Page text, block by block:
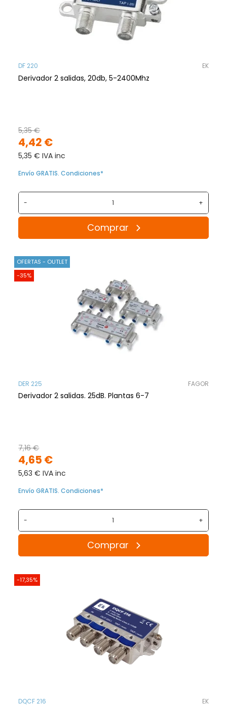
DF 220 EK
Derivador 2 salidas, 20db, 5-2400Mhz
4,42 €
5,35 €
5,35 € IVA inc
Envío GRATIS. Condiciones*
- +
Comprar
OFERTAS - OUTLET
-35%
DER 225 FAGOR
Derivador 2 salidas. 25dB. Plantas 6-7
4,65 €
7,16 €
5,63 € IVA inc
Envío GRATIS. Condiciones*
- +
Comprar
-17,35%
DQCF 216 EK